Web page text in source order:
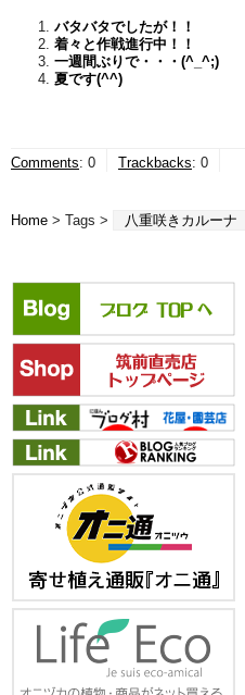
バタバタでしたが！！
着々と作戦進行中！！
一週間ぶりで・・・(^_^;)
夏です(^^)
Comments: 0 Trackbacks: 0
Home > Tags > 八重咲きカルーナ